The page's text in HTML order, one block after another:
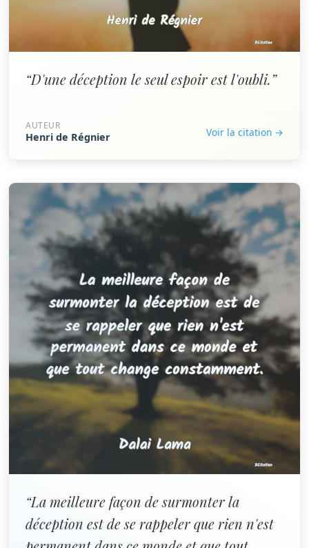
“D'une déception le seul espoir est l'oubli.”
AUTEUR
Henri de Régnier Voir la citation →
“La meilleure façon de surmonter la
déception est de se rappeler que rien n'est